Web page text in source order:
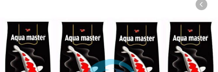
Máy móc phụ kiện khác
Thuốc cho cá cảnh
Xử lý nước